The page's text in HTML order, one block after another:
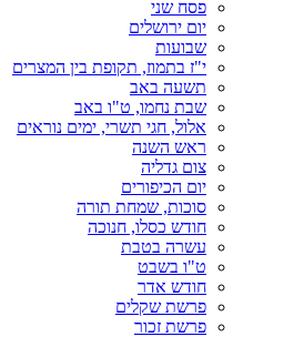
פסח שני
יום ירושלים
שבועות
י"ז בתמוז, תקופת בין המצרים
תשעה באב
שבת נחמו, ט"ו באב
אלול, חגי תשרי, ימים נוראים
ראש השנה
צום גדליה
יום הכיפורים
סוכות, שמחת תורה
חודש כסלו, חנוכה
עשרה בטבת
ט"ו בשבט
חודש אדר
פרשת שקלים
פרשת זכור